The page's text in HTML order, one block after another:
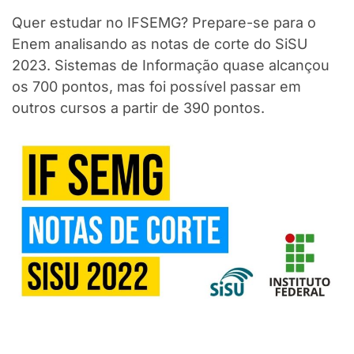
Quer estudar no IFSEMG? Prepare-se para o
Enem analisando as notas de corte do SiSU
2023. Sistemas de Informação quase alcançou
os 700 pontos, mas foi possível passar em
outros cursos a partir de 390 pontos.